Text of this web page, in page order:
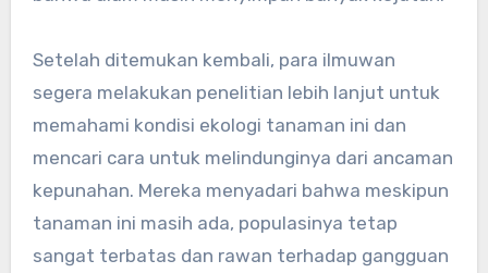
Setelah ditemukan kembali, para ilmuwan
segera melakukan penelitian lebih lanjut untuk
memahami kondisi ekologi tanaman ini dan
mencari cara untuk melindunginya dari ancaman
kepunahan. Mereka menyadari bahwa meskipun
tanaman ini masih ada, populasinya tetap
sangat terbatas dan rawan terhadap gangguan